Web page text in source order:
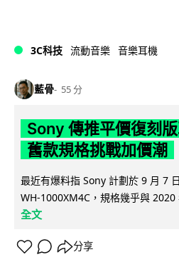
3C科技 流動音樂 音樂耳機
藍骨 55 分
Sony 傳推平價復刻
舊款規格挑戰加價潮
最近有爆料指 Sony 計劃於 9 月 7
WH-1000XM4C，規格幾乎與
全文
分享